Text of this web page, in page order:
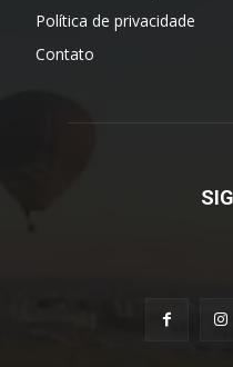
Política de privacidade
Contato